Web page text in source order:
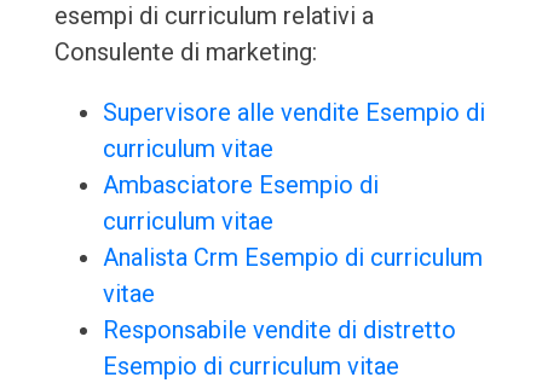
esempi di curriculum relativi a
Consulente di marketing:
Supervisore alle vendite Esempio di
curriculum vitae
Ambasciatore Esempio di
curriculum vitae
Analista Crm Esempio di curriculum
vitae
Responsabile vendite di distretto
Esempio di curriculum vitae